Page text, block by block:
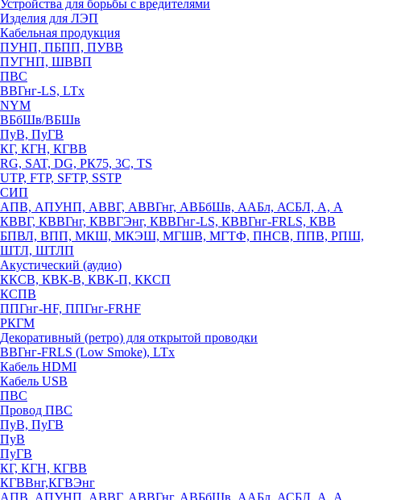
Устройства для борьбы с вредителями
Изделия для ЛЭП
Кабельная продукция
ПУНП, ПБПП, ПУВВ
ПУГНП, ШВВП
ПВС
ВВГнг-LS, LTx
NYM
ВБбШв/ВБШв
ПуВ, ПуГВ
КГ, КГН, КГВВ
RG, SAT, DG, РК75, 3С, TS
UTP, FTP, SFTP, SSTP
СИП
АПВ, АПУНП, АВВГ, АВВГнг, АВБбШв, ААБл, АСБЛ, А, А
КВВГ, КВВГнг, КВВГЭнг, КВВГнг-LS, КВВГнг-FRLS, КВВ
БПВЛ, ВПП, МКШ, МКЭШ, МГШВ, МГТФ, ПНСВ, ППВ, РПШ,
ШТЛ, ШТЛП
Акустический (аудио)
ККСВ, КВК-В, КВК-П, ККСП
КСПВ
ППГнг-HF, ППГнг-FRHF
РКГМ
Декоративный (ретро) для открытой проводки
ВВГнг-FRLS (Low Smoke), LTx
Кабель HDMI
Кабель USB
ПВС
Провод ПВС
ПуВ, ПуГВ
ПуВ
ПуГВ
КГ, КГН, КГВВ
КГВВнг,КГВЭнг
АПВ, АПУНП, АВВГ, АВВГнг, АВБбШв, ААБл, АСБЛ, А, А